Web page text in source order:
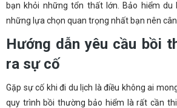
bạn khỏi những tổn thất lớn. Bảo hiểm
những lựa chọn quan trọng nhất bạn nên cân
Hướng dẫn yêu cầu bồi
ra sự cố
Gặp sự cố khi đi du lịch là điều không ai
quy trình bồi thường bảo hiểm là rất cần